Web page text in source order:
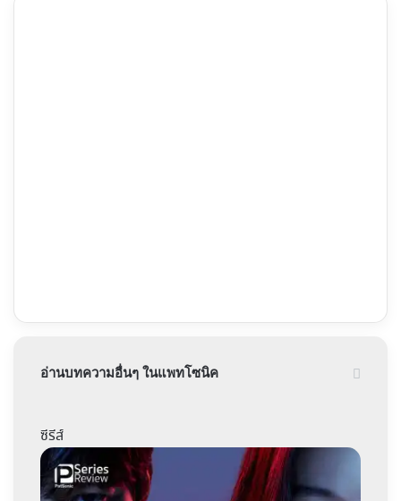
อ่านบทความอื่นๆ ในแพทโซนิค
ซีรีส์